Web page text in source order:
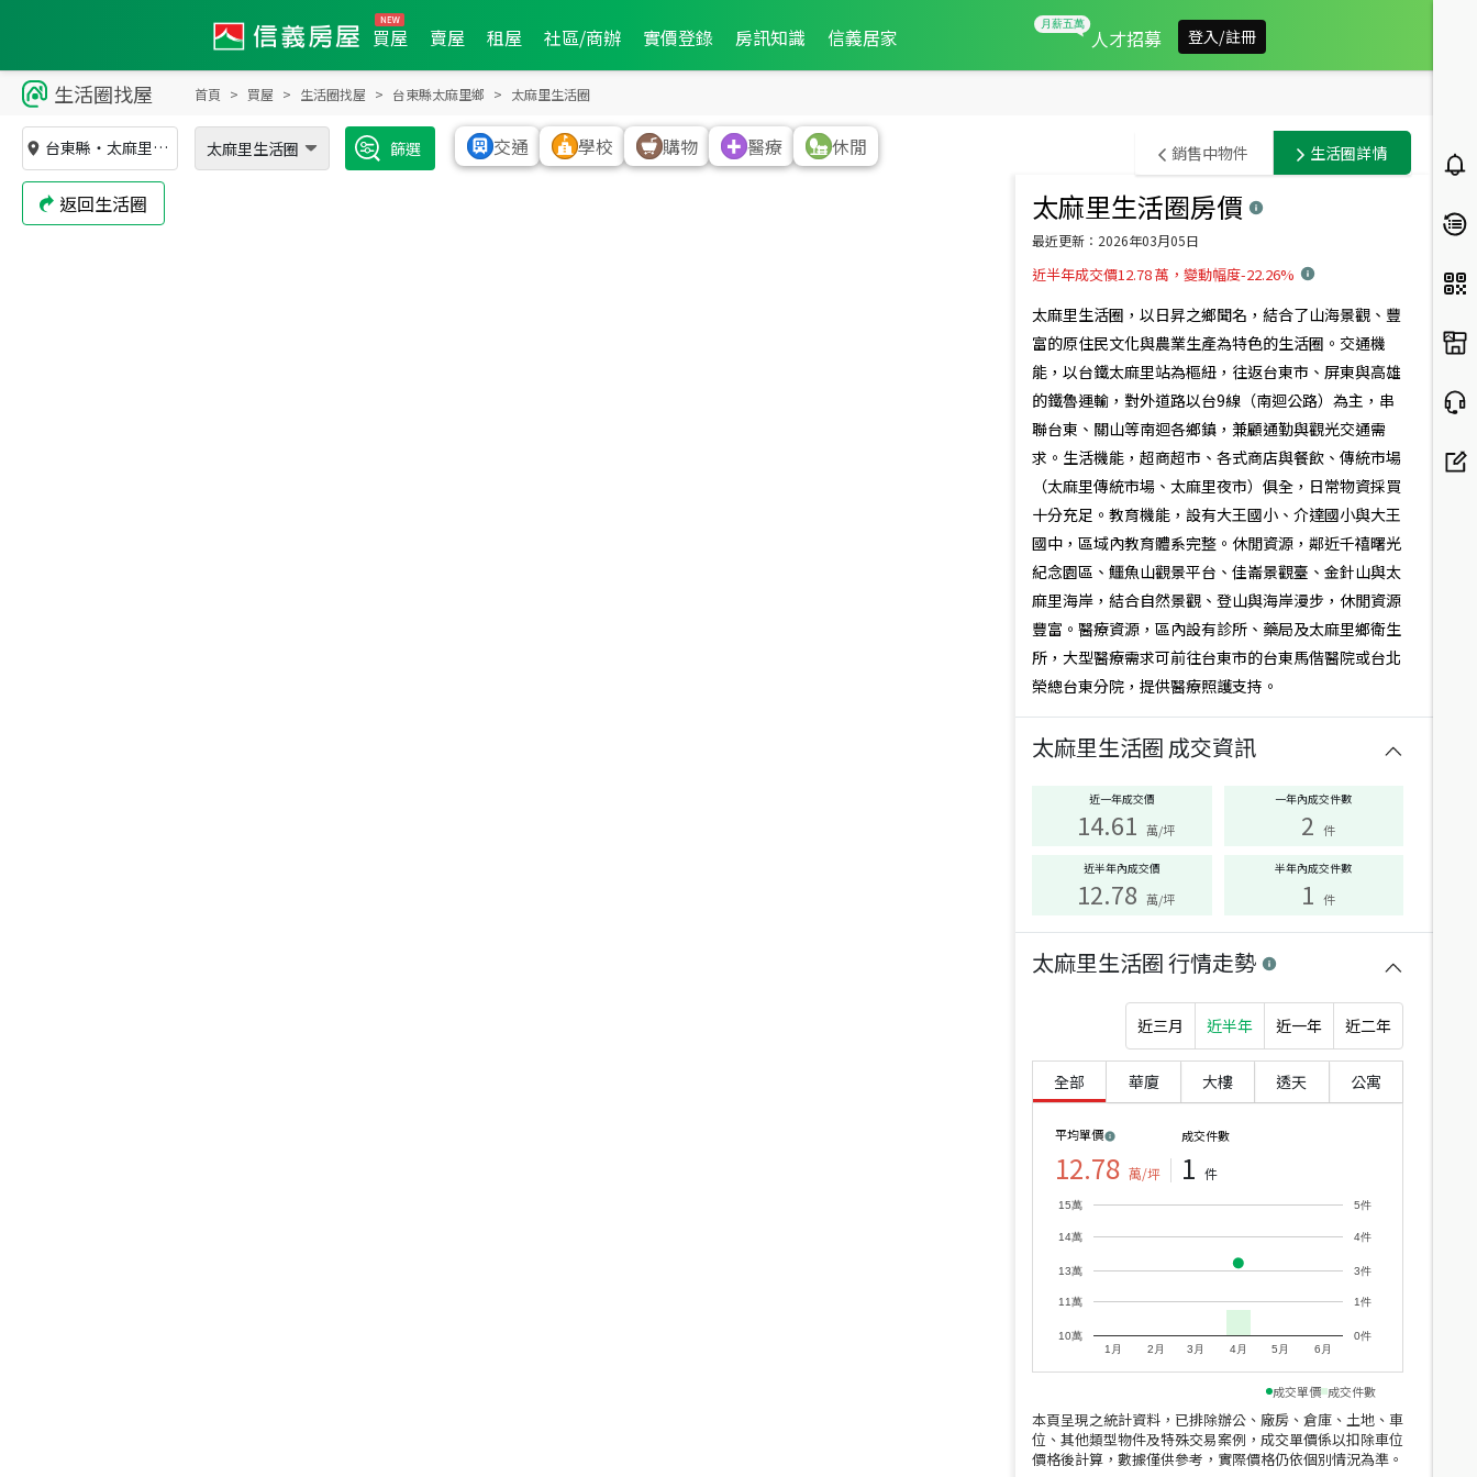
買屋 賣屋 租屋 社區/商辦 實價登錄 房訊知識 信義居家 人才招募 登入/註冊
生活圈找屋 首頁 買屋 生活圈找屋 台東縣太麻里鄉 太麻里生活圈
台東縣 ・ 太麻里鄉 太麻里生活圈 篩選
返回生活圈
交通 學校 購物 醫療 休閒
台
東
縣
太
麻
里
鄉
房
市
銷售中物件 生活圈詳情
此範圍內有0筆銷售中物件
您搜尋的生活圈目前沒有銷售中物件
試著調整鄰近生活圈查看
或是聯繫專人為您服務
聯繫專人
太麻里生活圈房價
最近更新： 2026年03月05日
近半年成交價12.78 萬，變動幅度-22.26%
太麻里生活圈，以日昇之鄉聞名，結合了山海景觀、豐
富的原住民文化與農業生產為特色的生活圈。交通機
能，以台鐵太麻里站為樞紐，往返台東市、屏東與高雄
的鐵魯運輸，對外道路以台9線（南迴公路）為主，串
聯台東、關山等南迴各鄉鎮，兼顧通勤與觀光交通需
求。生活機能，超商超市、各式商店與餐飲、傳統市場
（太麻里傳統市場、太麻里夜市）俱全，日常物資採買
十分充足。教育機能，設有大王國小、介達國小與大王
國中，區域內教育體系完整。休閒資源，鄰近千禧曙光
紀念園區、鱷魚山觀景平台、佳崙景觀臺、金針山與太
麻里海岸，結合自然景觀、登山與海岸漫步，休閒資源
豐富。醫療資源，區內設有診所、藥局及太麻里鄉衛生
所，大型醫療需求可前往台東市的台東馬偕醫院或台北
榮總台東分院，提供醫療照護支持。
太麻里生活圈 成交資訊
近一年成交價
14.61 萬/坪
一年內成交件數
2 件
近半年內成交價
12.78 萬/坪
半年內成交件數
1 件
太麻里生活圈行情走勢
近三月 近半年 近一年 近二年
全部 華廈 大樓 透天 公寓
平均單價
12.78 萬/坪
成交件數
1 件
1月 2月 3月 4月 5月 6月
10萬
11萬
13萬
14萬
15萬
0件
1件
3件
4件
5件
成交單價 成交件數
本頁呈現之統計資料，已排除辦公、廠房、倉庫、土地、車
位、其他類型物件及特殊交易案例，成交單價係以扣除車位
價格後計算，數據僅供參考，實際價格仍依個別情況為準。